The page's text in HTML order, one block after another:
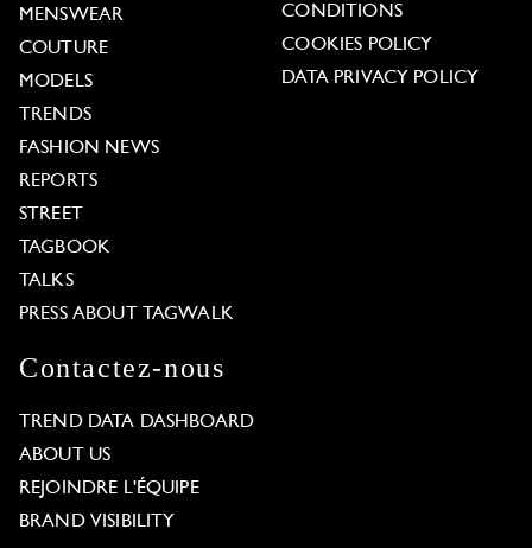
MENSWEAR
COUTURE
MODELS
TRENDS
FASHION NEWS
REPORTS
STREET
TAGBOOK
TALKS
PRESS ABOUT TAGWALK
CONDITIONS
COOKIES POLICY
DATA PRIVACY POLICY
Contactez-nous
TREND DATA DASHBOARD
ABOUT US
REJOINDRE L'ÉQUIPE
BRAND VISIBILITY